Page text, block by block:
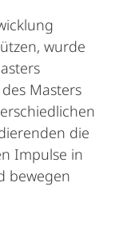
wurde
Masters
die
Impulse in
bewegen